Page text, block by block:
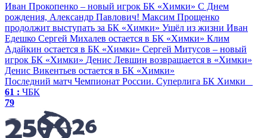
Иван Прокопенко – новый игрок БК «Химки» С Днем
рождения, Александр Павлович! Максим Прощенко
продолжит выступать за БК «Химки» Ушёл из жизни Иван
Едешко Сергей Михалев остается в БК «Химки» Клим
Адайкин остается в БК «Химки» Сергей Митусов – новый
игрок БК «Химки» Денис Левшин возвращается в «Химки»
Денис Викентьев остается в БК «Химки»
Последний матч Чемпионат России. Суперлига БК Химки
61 : ЧБК
79